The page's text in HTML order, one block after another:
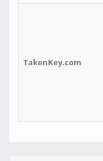
TakenKey.com